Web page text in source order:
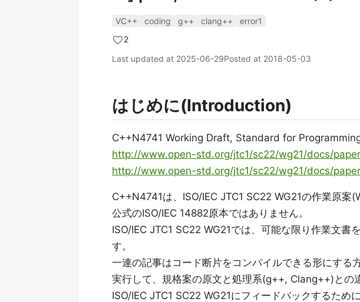
VC++ coding g++ clang++
error1
2
Last updated at 2025-06-29Posted at 2018-05-03
はじめに(Introduction)
C++N4741 Working Draft, Standard for
http://www.open-std.org/jtc1/sc22/wg21/docs/
http://www.open-std.org/jtc1/sc22/wg21/docs/
C++N4741は、ISO/IEC JTC1 SC22 WG21の作業原案
公式のISO/IEC 14882原本ではありません。
ISO/IEC JTC1 SC22 WG21では、可能な限り作業文書
す。
一連の記事はコード断片をコンパイルできる形にする
実行して、規格案の原文と処理系(g++, Clang++)との
ISO/IEC JTC1 SC22 WG21にフィードバックするために